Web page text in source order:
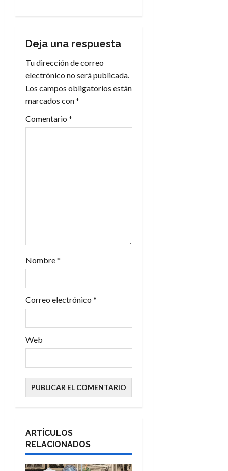
n
d
e
d
a
s
Deja una respuesta
Tu dirección de correo
electrónico no será publicada.
Los campos obligatorios están
marcados con*
Comentario *
Nombre*
Correo electrónico *
Web
ARTÍCULOS
RELACIONADOS